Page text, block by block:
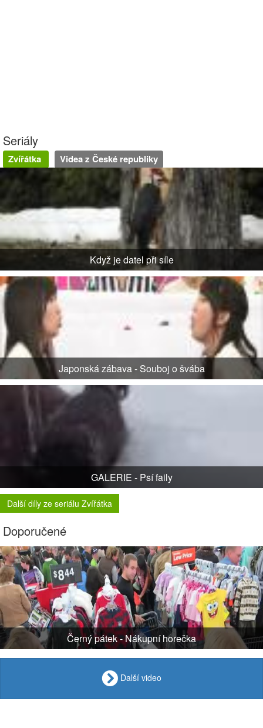
Seriály
Zvířátka Videa z České republiky
Když je datel při síle
Japonská zábava - Souboj o švába
GALERIE - Psí faily
Další díly ze seriálu Zvířátka
Doporučené
Černý pátek - Nákupní horečka
Další video